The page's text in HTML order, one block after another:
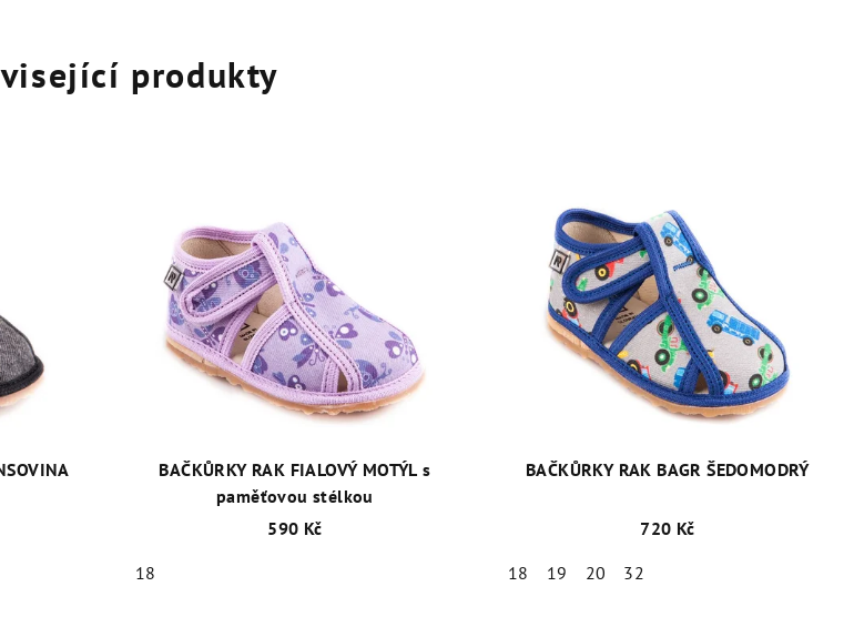
produkty
BAČKŮRKY RAK FIALOVÝ MOTÝL s
paměťovou stélkou
590 Kč
18
BAČKŮRKY RAK BAGR ŠEDOMODRÝ
720 Kč
18
19 20 32